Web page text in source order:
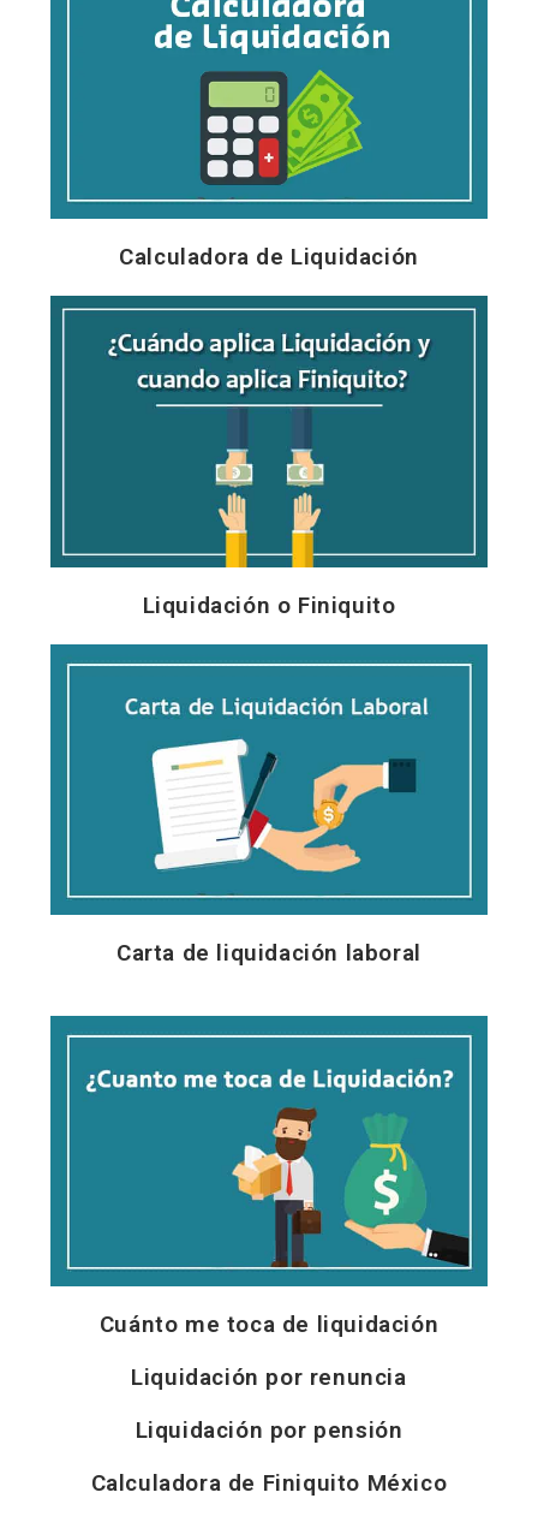
Calculadora de Liquidación
Liquidación o Finiquito
Carta de liquidación laboral
Cuánto me toca de liquidación
Liquidación por renuncia
Liquidación por pensión
Calculadora de Finiquito México